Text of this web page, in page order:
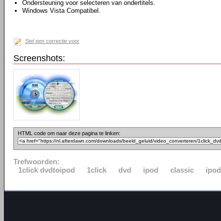
Ondersteuning voor selecteren van ondertitels.
Windows Vista Compatibel.
Stel een correctie voor
Screenshots:
HTML code om naar deze pagina te linken:
Trefwoorden:
1click dvdtoipod
1click dvd ipod classic